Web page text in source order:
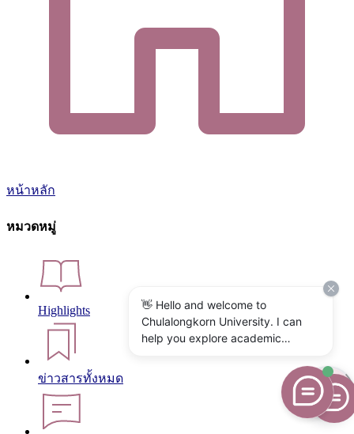
หน้าหลัก
หมวดหมู่
Highlights
ข่าวสารทั้งหมด
👋 Hello and welcome to
Chulalongkorn University. I can
help you explore academic